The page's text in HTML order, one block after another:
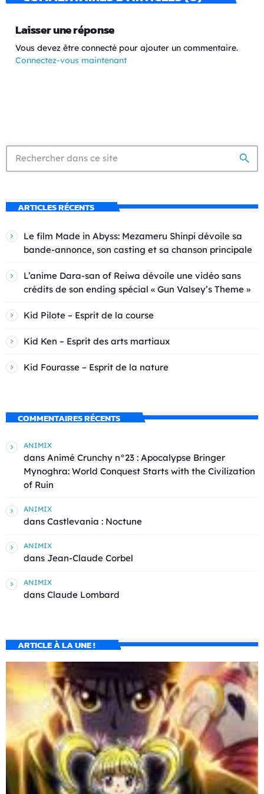
Laisser une réponse
Vous devez être connecté pour ajouter un commentaire.
Connectez-vous maintenant
search
ARTICLES RÉCENTS
Le film Made in Abyss: Mezameru Shinpi dévoile sa
bande-annonce, son casting et sa chanson principale
L’anime Dara-san of Reiwa dévoile une vidéo sans
crédits de son ending spécial « Gun Valsey’s Theme »
Kid Pilote – Esprit de la course
Kid Ken – Esprit des arts martiaux
Kid Fourasse – Esprit de la nature
COMMENTAIRES RÉCENTS
ANIMIX
dans Animé Crunchy n°23 : Apocalypse Bringer
Mynoghra: World Conquest Starts with the Civilization
of Ruin
ANIMIX
dans Castlevania : Noctune
ANIMIX
dans Jean-Claude Corbel
ANIMIX
dans Claude Lombard
ARTICLE À LA UNE !